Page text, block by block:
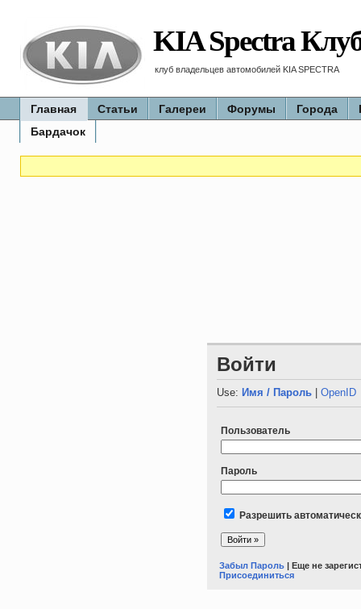
KIA Spectra
клуб владельцев автомобилей KIA SPECTRA
Главная Статьи Галереи Форумы Города
Бардачок
Войти
Use: Имя / Пароль |OpenID
Пользователь
Пароль
Разрешить
Забыл Пароль | Еще не
Присоединиться